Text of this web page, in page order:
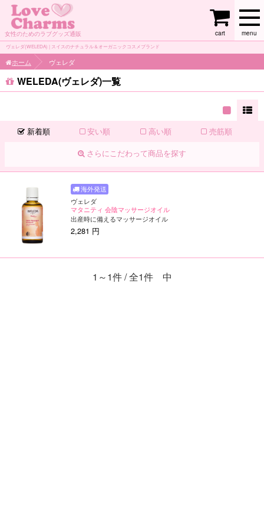
女性のためのラブグッズ通販 menu
cart
ヴェレダ(WELEDA) | スイスのナチュラル＆オーガニックコスメブランド
ホーム ヴェレダ
WELEDA(ヴェレダ)一覧
新着順 安い順 高い順 売筋順
さらにこだわって商品を探す
ヴェレダ
マタニティ 会陰マッサージオイル
出産時に備えるマッサージオイル
2,281 円
1～1件 / 全1件 中